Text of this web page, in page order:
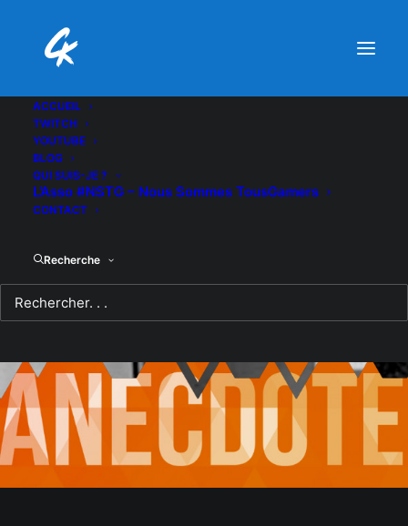
ACCUEIL
TWITCH
YOUTUBE
BLOG
QUI SUIS-JE ?
L’Asso #NSTG – Nous Sommes TousGamers
CONTACT
Recherche